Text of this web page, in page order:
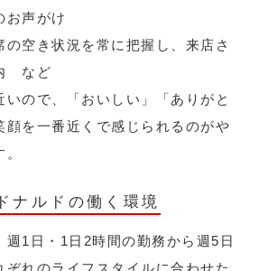
お声がけ
の空き状況を常に把握し、来店さ
など
いので、「おいしい」「ありがと
顔を一番近くで感じられるのがや
ナルドの働く環境
週1日・1日2時間の勤務から週5日